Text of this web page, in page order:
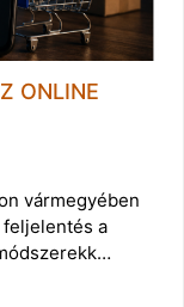
ONLINE
vármegyében
a